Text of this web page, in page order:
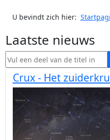
U bevindt zich hier:
Laatste nieuws
Vul een deel van de titel in
Crux - Het